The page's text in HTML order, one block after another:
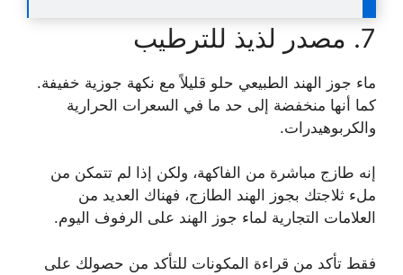
7. مصدر لذيذ للترطيب
ماء جوز الهند الطبيعي حلو قليلاً مع نكهة جوزية خفيفة.
كما أنها منخفضة إلى حد ما في السعرات الحرارية
والكربوهيدرات.
إنه طازج مباشرة من الفاكهة، ولكن إذا لم تتمكن من
ملء ثلاجتك بجوز الهند الطازج، فهناك العديد من
العلامات التجارية لماء جوز الهند على الرفوف اليوم.
فقط تأكد من قراءة المكونات للتأكد من حصولك على